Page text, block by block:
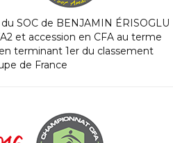
SOC de BENJAMIN ÉRISOGLU
et accession en CFA au terme
terminant 1er du classement
de France